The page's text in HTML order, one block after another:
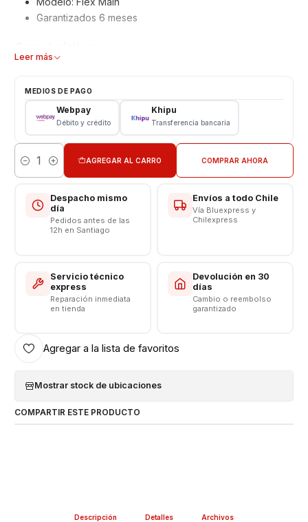
Garantizados 6 meses
"CONSULTE POR INSTALACION EN TIENDA"
---------------------------------------------
Leer más
MEDIOS DE PAGO
Webpay
Débito y crédito
Khipu
Transferencia bancaria
Cantidad
AGREGAR AL CARRO COMPRAR AHORA
Despacho mismo
día
Pedidos antes de las
12h en Santiago
Envíos a todo Chile
Vía Bluexpress y
Chilexpress
Servicio técnico
express
Reparación inmediata
en tienda
Devolución en 30
días
Cambio o reembolso
garantizado
Agregar a la lista de favoritos
Mostrar stock de ubicaciones
COMPARTIR ESTE PRODUCTO
Descripción Detalles Archivos